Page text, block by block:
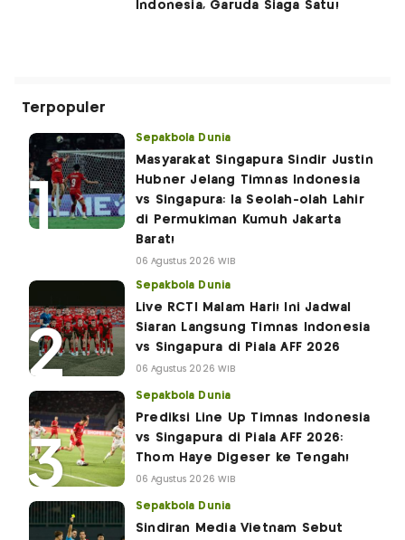
Indonesia, Garuda Siaga Satu!
Terpopuler
Sepakbola Dunia
Masyarakat Singapura Sindir Justin
Hubner Jelang Timnas Indonesia
vs Singapura: Ia Seolah-olah Lahir
di Permukiman Kumuh Jakarta
Barat!
06 Agustus 2026 WIB
Sepakbola Dunia
Live RCTI Malam Hari! Ini Jadwal
Siaran Langsung Timnas Indonesia
vs Singapura di Piala AFF 2026
06 Agustus 2026 WIB
Sepakbola Dunia
Prediksi Line Up Timnas Indonesia
vs Singapura di Piala AFF 2026:
Thom Haye Digeser ke Tengah!
06 Agustus 2026 WIB
Sepakbola Dunia
Sindiran Media Vietnam Sebut